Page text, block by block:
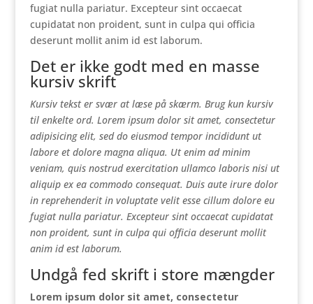
fugiat nulla pariatur. Excepteur sint occaecat
cupidatat non proident, sunt in culpa qui officia
deserunt mollit anim id est laborum.
Det er ikke godt med en masse
kursiv skrift
Kursiv tekst er svær at læse på skærm. Brug kun kursiv
til enkelte ord. Lorem ipsum dolor sit amet, consectetur
adipisicing elit, sed do eiusmod tempor incididunt ut
labore et dolore magna aliqua. Ut enim ad minim
veniam, quis nostrud exercitation ullamco laboris nisi ut
aliquip ex ea commodo consequat. Duis aute irure dolor
in reprehenderit in voluptate velit esse cillum dolore eu
fugiat nulla pariatur. Excepteur sint occaecat cupidatat
non proident, sunt in culpa qui officia deserunt mollit
anim id est laborum.
Undgå fed skrift i store mængder
Lorem ipsum dolor sit amet, consectetur